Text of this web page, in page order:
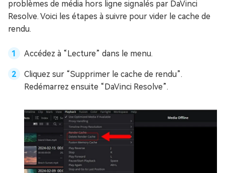
problèmes de média hors ligne signalés par DaVinci
Resolve. Voici les étapes à suivre pour vider le cache de
rendu.
Accédez à “Lecture” dans le menu.
Cliquez sur “Supprimer le cache de rendu”.
Redémarrez ensuite “DaVinci Resolve”.